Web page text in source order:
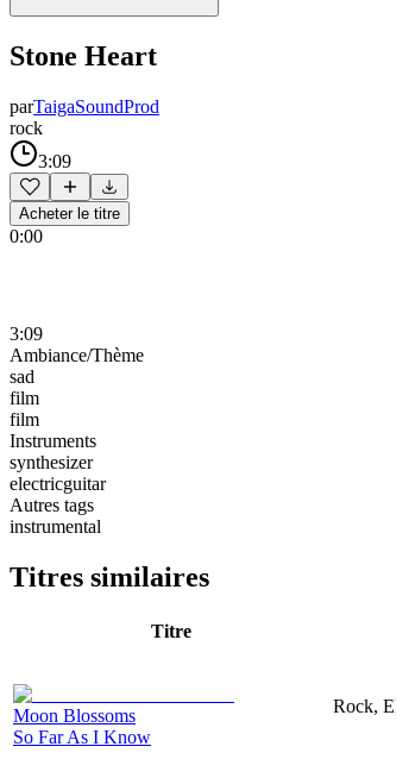
Stone Heart
parTaigaSoundProd
rock
3:09
Acheter le titre
0:00
3:09
Ambiance/Thème
sad
film
film
Instruments
synthesizer
electricguitar
Autres tags
instrumental
Titres similaires
Titre
Moon Blossoms
So Far As I Know
Rock,